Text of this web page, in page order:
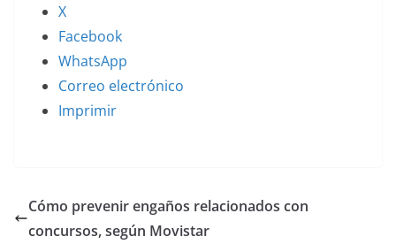
X
Facebook
WhatsApp
Correo electrónico
Imprimir
Cómo prevenir engaños relacionados con
concursos, según Movistar